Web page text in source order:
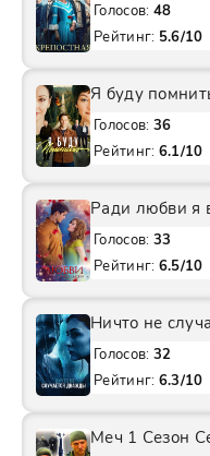
Голосов: 48
Рейтинг: 5.6/10
Я буду
Голосов: 36
Рейтинг: 6.1/10
Ради любви я
Голосов: 33
Рейтинг: 6.5/10
Ничто не
Голосов: 32
Рейтинг: 6.3/10
Меч 1 Сезон